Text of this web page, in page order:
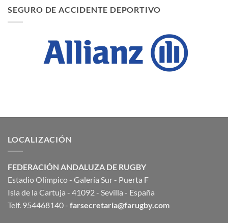
SEGURO DE ACCIDENTE DEPORTIVO
LOCALIZACIÓN
FEDERACIÓN ANDALUZA DE RUGBY
Estadio Olímpico - Galería Sur - Puerta F
Isla de la Cartuja - 41092 - Sevilla - España
Telf. 954468140 - farsecretaria@farugby.com